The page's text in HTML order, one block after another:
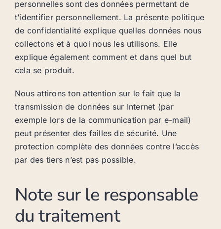
personnelles sont des données permettant de
t’identifier personnellement. La présente politique
de confidentialité explique quelles données nous
collectons et à quoi nous les utilisons. Elle
explique également comment et dans quel but
cela se produit.
Nous attirons ton attention sur le fait que la
transmission de données sur Internet (par
exemple lors de la communication par e-mail)
peut présenter des failles de sécurité. Une
protection complète des données contre l’accès
par des tiers n’est pas possible.
Note sur le responsable
du traitement